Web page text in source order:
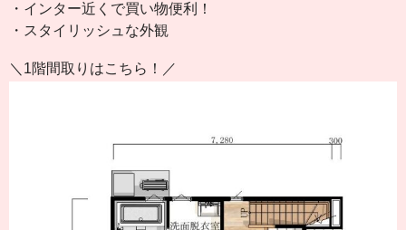
・インター近くで買い物便利！
・スタイリッシュな外観
＼1階間取りはこちら！／